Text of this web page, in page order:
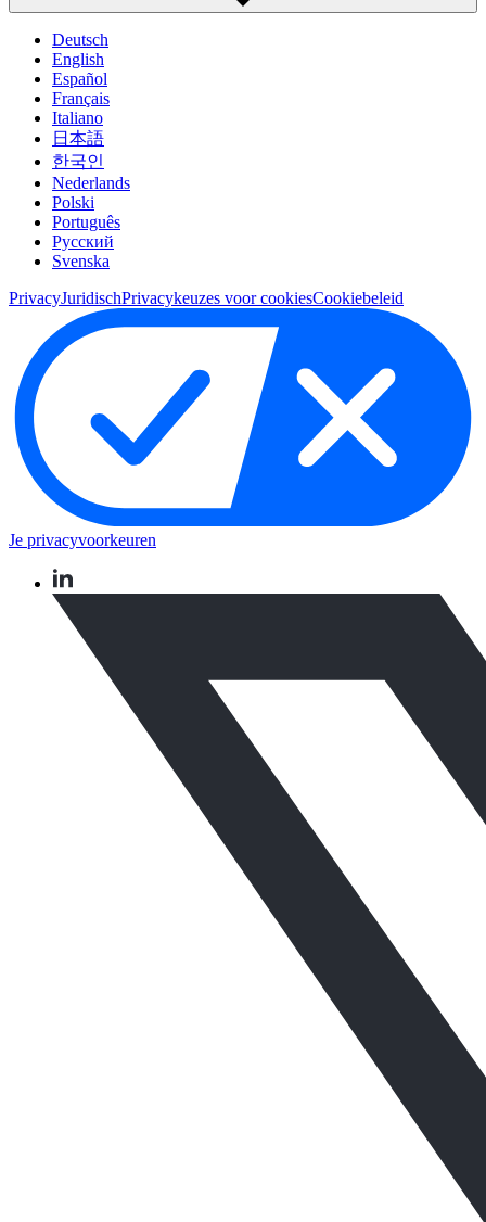
Deutsch
English
Español
Français
Italiano
日本語
한국인
Nederlands
Polski
Português
Pусский
Svenska
PrivacyJuridischPrivacykeuzes voor cookiesCookiebeleid
Je privacyvoorkeuren